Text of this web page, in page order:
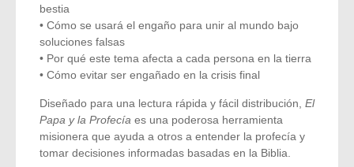
bestia
• Cómo se usará el engaño para unir al mundo bajo
soluciones falsas
• Por qué este tema afecta a cada persona en la tierra
• Cómo evitar ser engañado en la crisis final
Diseñado para una lectura rápida y fácil distribución, El
Papa y la Profecía es una poderosa herramienta
misionera que ayuda a otros a entender la profecía y
tomar decisiones informadas basadas en la Biblia.